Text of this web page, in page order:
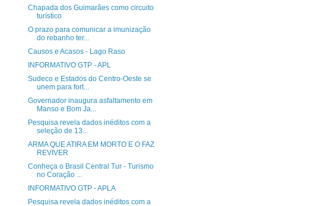
Chapada dos Guimarães como circuito
turístico
O prazo para comunicar a imunização
do rebanho ter...
Causos e Acasos - Lago Raso
INFORMATIVO GTP - APL
Sudeco e Estados do Centro-Oeste se
unem para fort...
Governador inaugura asfaltamento em
Manso e Bom Ja...
Pesquisa revela dados inéditos com a
seleção de 13...
ARMA QUE ATIRA EM MORTO E O FAZ
REVIVER
Conheça o Brasil Central Tur - Turismo
no Coração ...
INFORMATIVO GTP - APLA
Pesquisa revela dados inéditos com a